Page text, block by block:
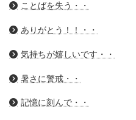
ことばを失う・・
ありがとう！！・・
気持ちが嬉しいです・・
暑さに警戒・・
記憶に刻んで・・